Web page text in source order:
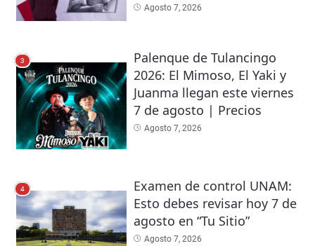
Agosto 7, 2026
3
Palenque de Tulancingo
2026: El Mimoso, El Yaki y
Juanma llegan este viernes
7 de agosto | Precios
Agosto 7, 2026
4
Examen de control UNAM:
Esto debes revisar hoy 7 de
agosto en “Tu Sitio”
Agosto 7, 2026